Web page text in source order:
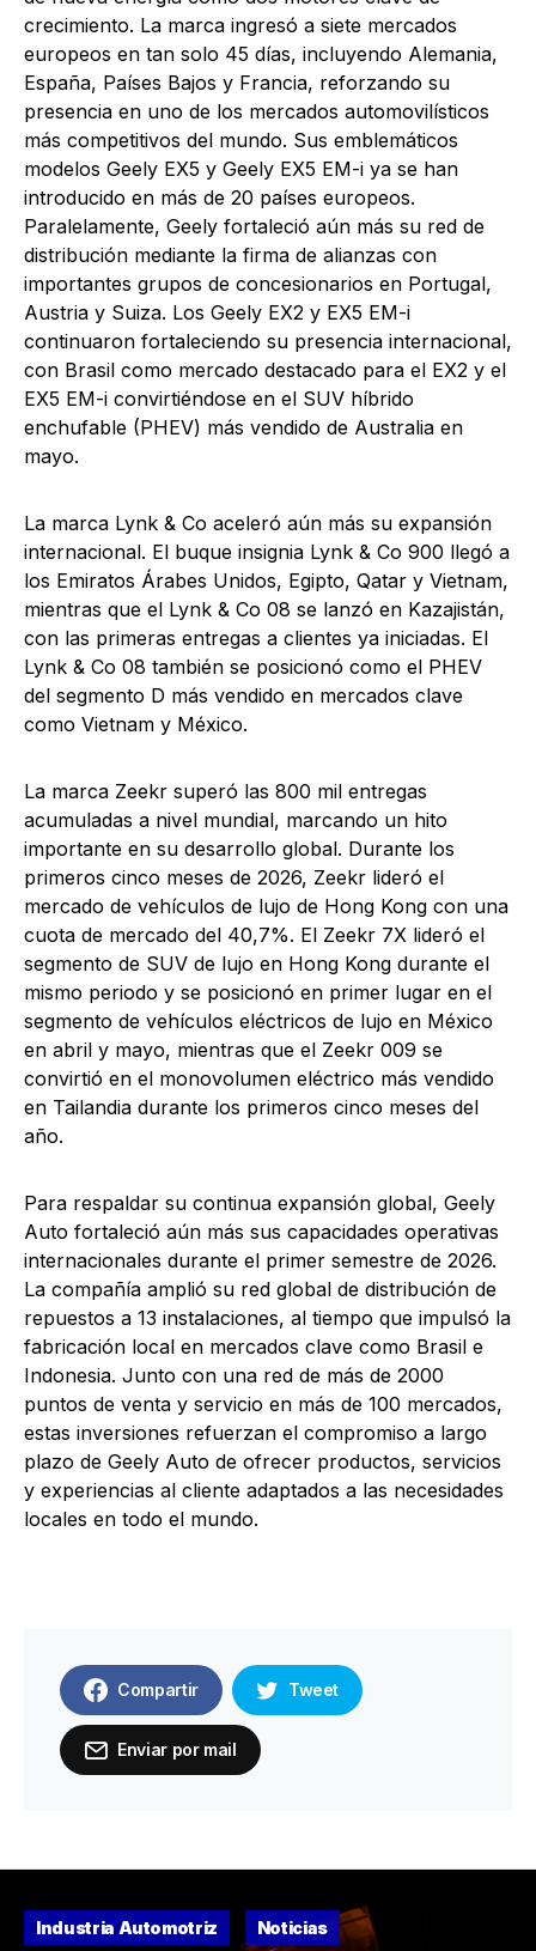
crecimiento. La marca ingresó a siete mercados
europeos en tan solo 45 días, incluyendo Alemania,
España, Países Bajos y Francia, reforzando su
presencia en uno de los mercados automovilísticos
más competitivos del mundo. Sus emblemáticos
modelos Geely EX5 y Geely EX5 EM-i ya se han
introducido en más de 20 países europeos.
Paralelamente, Geely fortaleció aún más su red de
distribución mediante la firma de alianzas con
importantes grupos de concesionarios en Portugal,
Austria y Suiza. Los Geely EX2 y EX5 EM-i
continuaron fortaleciendo su presencia internacional,
con Brasil como mercado destacado para el EX2 y el
EX5 EM-i convirtiéndose en el SUV híbrido
enchufable (PHEV) más vendido de Australia en
mayo.
La marca Lynk & Co aceleró aún más su expansión
internacional. El buque insignia Lynk & Co 900 llegó a
los Emiratos Árabes Unidos, Egipto, Qatar y Vietnam,
mientras que el Lynk & Co 08 se lanzó en Kazajistán,
con las primeras entregas a clientes ya iniciadas. El
Lynk & Co 08 también se posicionó como el PHEV
del segmento D más vendido en mercados clave
como Vietnam y México.
La marca Zeekr superó las 800 mil entregas
acumuladas a nivel mundial, marcando un hito
importante en su desarrollo global. Durante los
primeros cinco meses de 2026, Zeekr lideró el
mercado de vehículos de lujo de Hong Kong con una
cuota de mercado del 40,7%. El Zeekr 7X lideró el
segmento de SUV de lujo en Hong Kong durante el
mismo periodo y se posicionó en primer lugar en el
segmento de vehículos eléctricos de lujo en México
en abril y mayo, mientras que el Zeekr 009 se
convirtió en el monovolumen eléctrico más vendido
en Tailandia durante los primeros cinco meses del
año.
Para respaldar su continua expansión global, Geely
Auto fortaleció aún más sus capacidades operativas
internacionales durante el primer semestre de 2026.
La compañía amplió su red global de distribución de
repuestos a 13 instalaciones, al tiempo que impulsó la
fabricación local en mercados clave como Brasil e
Indonesia. Junto con una red de más de 2000
puntos de venta y servicio en más de 100 mercados,
estas inversiones refuerzan el compromiso a largo
plazo de Geely Auto de ofrecer productos, servicios
y experiencias al cliente adaptados a las necesidades
locales en todo el mundo.
Compartir Tweet
Enviar por mail
Industria Automotriz Noticias